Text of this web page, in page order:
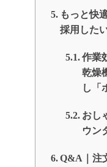
もっと快
採用した
作業
乾燥
し「
おし
ウン
Q&A｜注